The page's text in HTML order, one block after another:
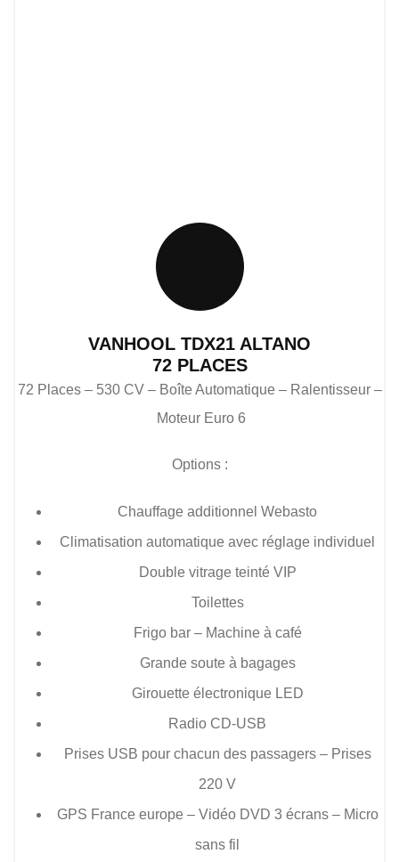
VANHOOL TDX21 ALTANO
72 PLACES
72 Places – 530 CV – Boîte Automatique – Ralentisseur –
Moteur Euro 6
Options :
Chauffage additionnel Webasto
Climatisation automatique avec réglage individuel
Double vitrage teinté VIP
Toilettes
Frigo bar – Machine à café
Grande soute à bagages
Girouette électronique LED
Radio CD-USB
Prises USB pour chacun des passagers – Prises
220 V
GPS France europe – Vidéo DVD 3 écrans – Micro
sans fil